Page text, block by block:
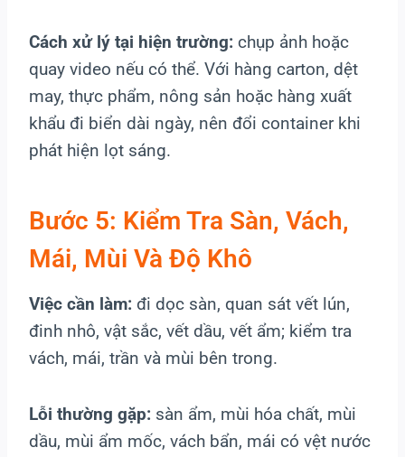
Cách xử lý tại hiện trường: chụp ảnh hoặc
quay video nếu có thể. Với hàng carton, dệt
may, thực phẩm, nông sản hoặc hàng xuất
khẩu đi biển dài ngày, nên đổi container khi
phát hiện lọt sáng.
Bước 5: Kiểm Tra Sàn, Vách,
Mái, Mùi Và Độ Khô
Việc cần làm: đi dọc sàn, quan sát vết lún,
đinh nhô, vật sắc, vết dầu, vết ẩm; kiểm tra
vách, mái, trần và mùi bên trong.
Lỗi thường gặp: sàn ẩm, mùi hóa chất, mùi
dầu, mùi ẩm mốc, vách bẩn, mái có vệt nước